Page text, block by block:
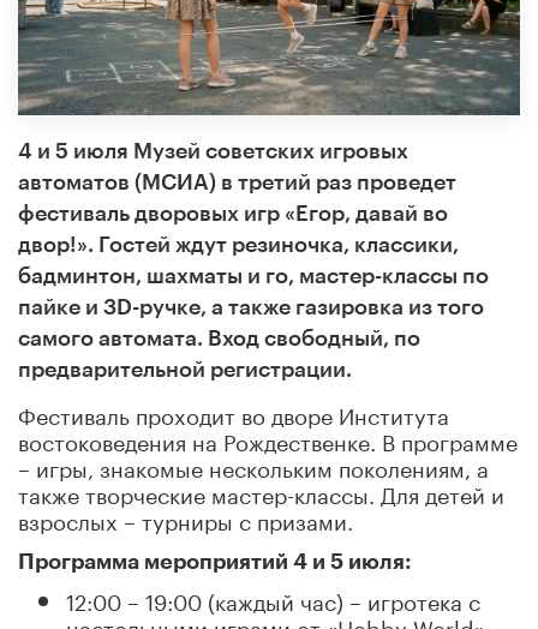
4 и 5 июля Музей советских игровых
автоматов (МСИА) в третий раз проведет
фестиваль дворовых игр «Егор, давай во
двор!». Гостей ждут резиночка, классики,
бадминтон, шахматы и го, мастер-классы по
пайке и 3D-ручке, а также газировка из того
самого автомата. Вход свободный, по
предварительной регистрации.
Фестиваль проходит во дворе Института
востоковедения на Рождественке. В программе
– игры, знакомые нескольким поколениям, а
также творческие мастер-классы. Для детей и
взрослых – турниры с призами.
Программа мероприятий 4 и 5 июля:
12:00 – 19:00 (каждый час) – игротека с